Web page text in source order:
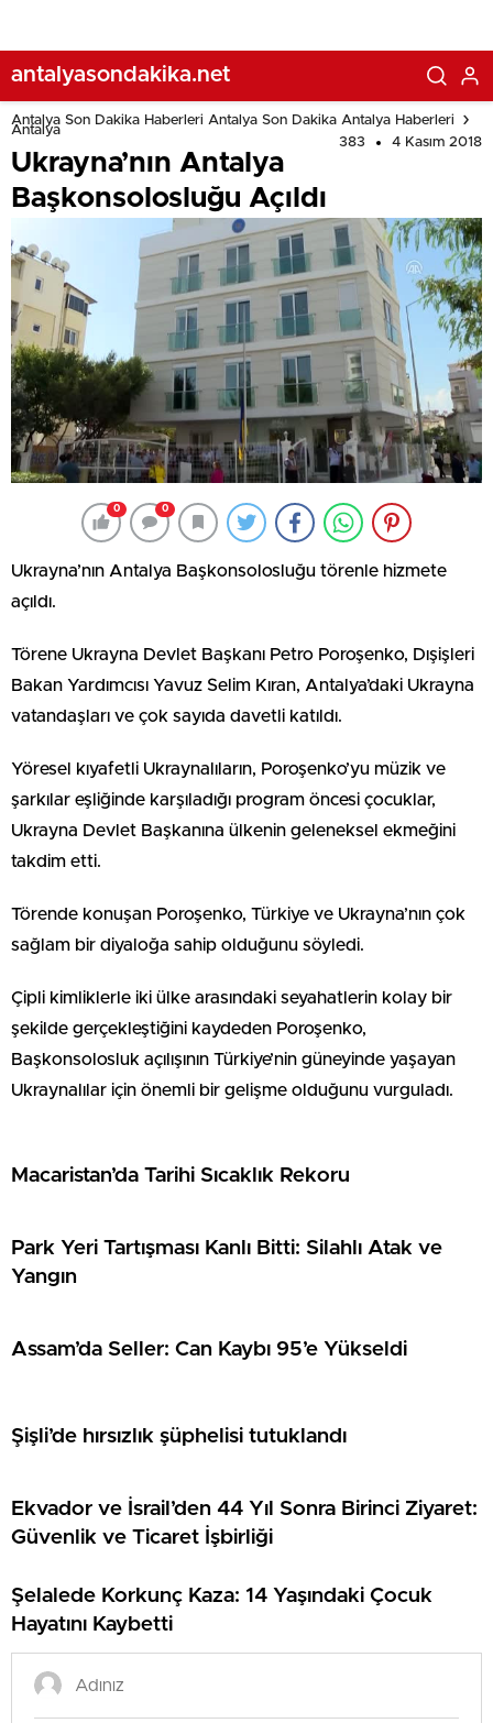
antalyasondakika.net
Antalya Son Dakika Haberleri Antalya Son Dakika Antalya Haberleri
Antalya
383
4 Kasım 2018
Ukrayna’nın Antalya
Başkonsolosluğu Açıldı
0 0
Ukrayna’nın Antalya Başkonsolosluğu törenle hizmete
açıldı.
Törene Ukrayna Devlet Başkanı Petro Poroşenko, Dışişleri
Bakan Yardımcısı Yavuz Selim Kıran, Antalya’daki Ukrayna
vatandaşları ve çok sayıda davetli katıldı.
Yöresel kıyafetli Ukraynalıların, Poroşenko’yu müzik ve
şarkılar eşliğinde karşıladığı program öncesi çocuklar,
Ukrayna Devlet Başkanına ülkenin geleneksel ekmeğini
takdim etti.
Törende konuşan Poroşenko, Türkiye ve Ukrayna’nın çok
sağlam bir diyaloğa sahip olduğunu söyledi.
Çipli kimliklerle iki ülke arasındaki seyahatlerin kolay bir
şekilde gerçekleştiğini kaydeden Poroşenko,
Başkonsolosluk açılışının Türkiye’nin güneyinde yaşayan
Ukraynalılar için önemli bir gelişme olduğunu vurguladı.
Macaristan’da Tarihi Sıcaklık Rekoru
Park Yeri Tartışması Kanlı Bitti: Silahlı Atak ve
Yangın
Assam’da Seller: Can Kaybı 95’e Yükseldi
Şişli’de hırsızlık şüphelisi tutuklandı
Ekvador ve İsrail’den 44 Yıl Sonra Birinci Ziyaret:
Güvenlik ve Ticaret İşbirliği
Şelalede Korkunç Kaza: 14 Yaşındaki Çocuk
Hayatını Kaybetti